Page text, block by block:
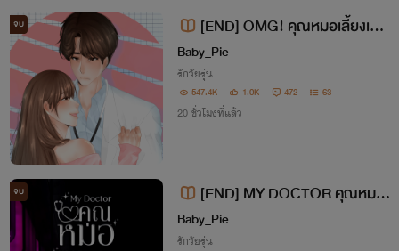
จบ
[END] OMG! คุณหมอเลี้ยงเด็ก
[หมอซัน X อิ้งค์]
Baby_Pie
รักวัยรุ่น
547.4K 1.0K 472 63
20 ชั่วโมงที่แล้ว
จบ
[END] MY DOCTOR คุณหมอเ
เบดบอย [นอร์เวย์ x เฟอร์บี้]
Baby_Pie
รักวัยรุ่น